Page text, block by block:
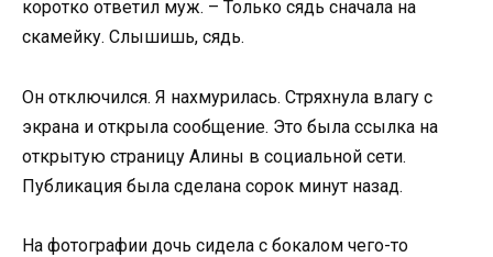
коротко ответил муж. – Только сядь сначала на
скамейку. Слышишь, сядь.
Он отключился. Я нахмурилась. Стряхнула влагу с
экрана и открыла сообщение. Это была ссылка на
открытую страницу Алины в социальной сети.
Публикация была сделана сорок минут назад.
На фотографии дочь сидела с бокалом чего-то